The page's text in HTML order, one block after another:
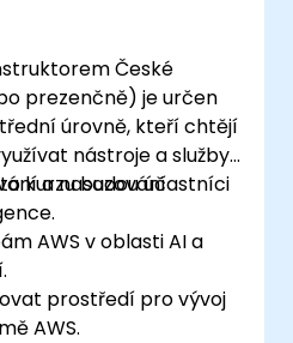
České
prezenčně) je určen
úrovně, kteří chtějí
nástroje a služby
a nasazování
kurzu budou účastníci
AWS v oblasti AI a
prostředí pro vývoj
AWS.